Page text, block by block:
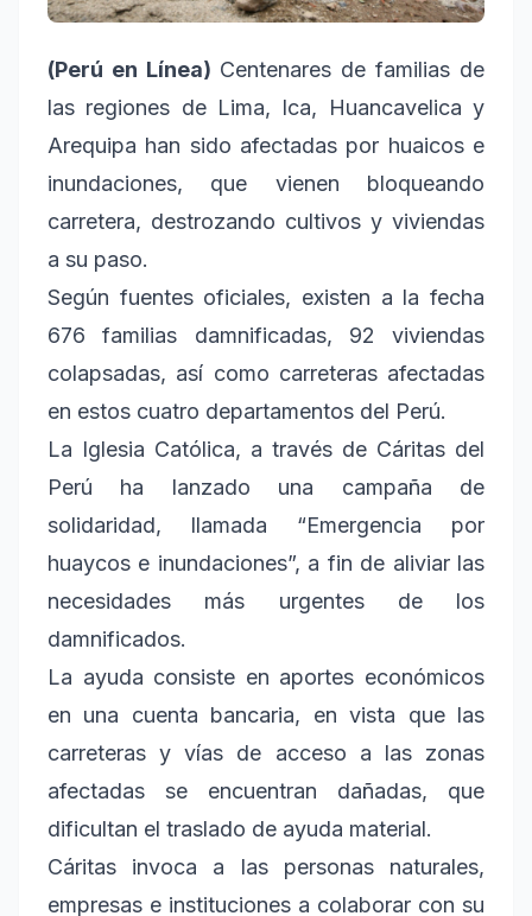
(Perú en Línea) Centenares de familias de
las regiones de Lima, Ica, Huancavelica y
Arequipa han sido afectadas por huaicos e
inundaciones, que vienen bloqueando
carretera, destrozando cultivos y viviendas
a su paso.
Según fuentes oficiales, existen a la fecha
676 familias damnificadas, 92 viviendas
colapsadas, así como carreteras afectadas
en estos cuatro departamentos del Perú.
La Iglesia Católica, a través de Cáritas del
Perú ha lanzado una campaña de
solidaridad, llamada “Emergencia por
huaycos e inundaciones”, a fin de aliviar las
necesidades más urgentes de los
damnificados.
La ayuda consiste en aportes económicos
en una cuenta bancaria, en vista que las
carreteras y vías de acceso a las zonas
afectadas se encuentran dañadas, que
dificultan el traslado de ayuda material.
Cáritas invoca a las personas naturales,
empresas e instituciones a colaborar con su